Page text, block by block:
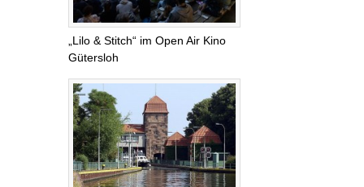
„Lilo & Stitch“ im Open Air Kino
Gütersloh